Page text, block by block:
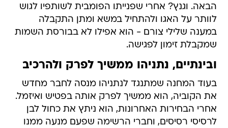
הבאה. וגנץ? אחרי שפנייתו הפומבית לשותפיו לגוש
לוותר על האגו ולהתחיל במשא ומתן התקבלה
במענה שלילי צורם - הוא אפילו לא בבורסת השמות
שמקבלת זימון לפגישה.
ובינתיים, נתניהו ממשיך לפרק ולהרכיב
בעוד המחנה שמתנגד לנתניהו מנסה לחבר מחדש
את הקוביה, הוא ממשיך לפרק אותה בפטיש ואיזמל.
אחרי הבחירות האחרונות, הוא ניתץ את כחול לבן
לרסיסי רסיסים, וחברי הרשימה שפעם מנעה ממנו